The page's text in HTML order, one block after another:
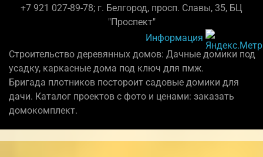
+7 921 027-89-78; г. Белгород, просп. Славы, 35, БЦ
"Проспект"
Информация
Строительство деревянных домов: Дачные домики под
усадку, каркасные дома под ключ для пмж.
Бригада плотников постороит садовые домики для
дачи. Каталог проектов с фото и ценами: заказать
домокомплект.